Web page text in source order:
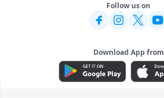
Follow us on
Download App from
ADVERTISEMENT